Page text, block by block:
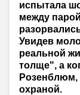
испытала
между
Увидев
реальной
толще", а
Розенблюм,
охраной.